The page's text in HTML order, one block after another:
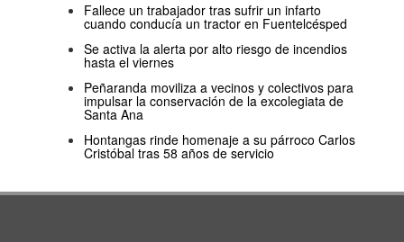
Fallece un trabajador tras sufrir un infarto
cuando conducía un tractor en Fuentelcésped
Se activa la alerta por alto riesgo de incendios
hasta el viernes
Peñaranda moviliza a vecinos y colectivos para
impulsar la conservación de la excolegiata de
Santa Ana
Hontangas rinde homenaje a su párroco Carlos
Cristóbal tras 58 años de servicio